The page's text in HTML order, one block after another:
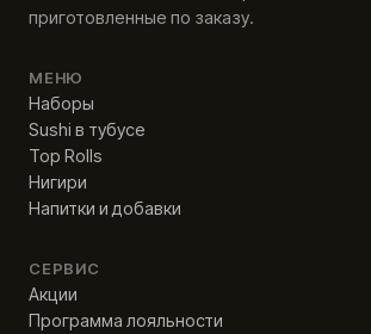
приготовленные по заказу.
МЕНЮ
Наборы
Sushi в тубусе
Top Rolls
Нигири
Напитки и добавки
СЕРВИС
Акции
Программа лояльности